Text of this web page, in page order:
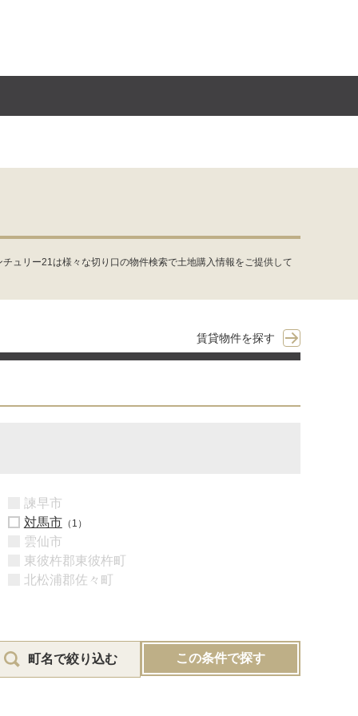
ュリー21は様々な切り口の物件検索で土地購入情報をご提供して
賃貸物件を探す
諫早市
対馬市 （1）
雲仙市
東彼杵郡東彼杵町
北松浦郡佐々町
町名で絞り込む この条件で探す